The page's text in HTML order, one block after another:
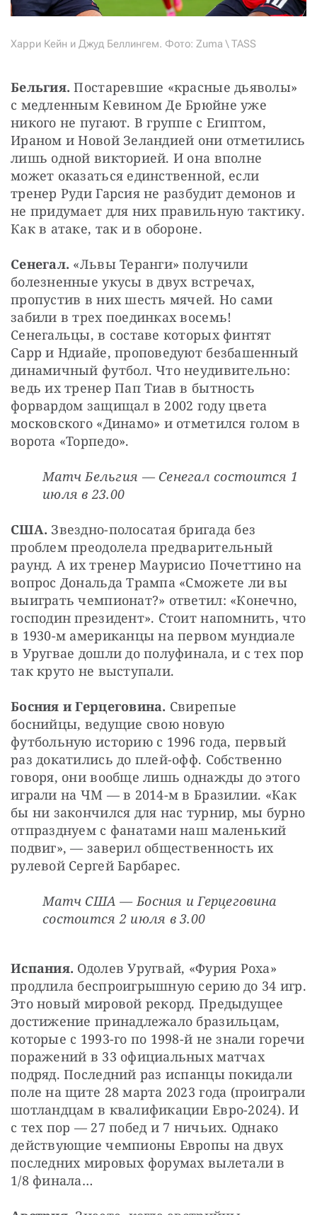
Харри Кейн и Джуд Беллингем. Фото: Zuma \ TASS
Бельгия. Постаревшие «красные дьяволы»
с медленным Кевином Де Брюйне уже
никого не пугают. В группе с Египтом,
Ираном и Новой Зеландией они отметились
лишь одной викторией. И она вполне
может оказаться единственной, если
тренер Руди Гарсия не разбудит демонов и
не придумает для них правильную тактику.
Как в атаке, так и в обороне.
Сенегал. «Львы Теранги» получили
болезненные укусы в двух встречах,
пропустив в них шесть мячей. Но сами
забили в трех поединках восемь!
Сенегальцы, в составе которых финтят
Сарр и Ндиайе, проповедуют безбашенный
динамичный футбол. Что неудивительно:
ведь их тренер Пап Тиав в бытность
форвардом защищал в 2002 году цвета
московского «Динамо» и отметился голом в
ворота «Торпедо».
Матч Бельгия — Сенегал состоится 1
июля в 23.00
США. Звездно-полосатая бригада без
проблем преодолела предварительный
раунд. А их тренер Маурисио Почеттино на
вопрос Дональда Трампа «Сможете ли вы
выиграть чемпионат?» ответил: «Конечно,
господин президент». Стоит напомнить, что
в 1930-м американцы на первом мундиале
в Уругвае дошли до полуфинала, и с тех пор
так круто не выступали.
Босния и Герцеговина. Свирепые
боснийцы, ведущие свою новую
футбольную историю с 1996 года, первый
раз докатились до плей-офф. Собственно
говоря, они вообще лишь однажды до этого
играли на ЧМ — в 2014-м в Бразилии. «Как
бы ни закончился для нас турнир, мы бурно
отпразднуем с фанатами наш маленький
подвиг», — заверил общественность их
рулевой Сергей Барбарес.
Матч США — Босния и Герцеговина
состоится 2 июля в 3.00
Испания. Одолев Уругвай, «Фурия Роха»
продлила беспроигрышную серию до 34 игр.
Это новый мировой рекорд. Предыдущее
достижение принадлежало бразильцам,
которые с 1993-го по 1998-й не знали горечи
поражений в 33 официальных матчах
подряд. Последний раз испанцы покидали
поле на щите 28 марта 2023 года (проиграли
шотландцам в квалификации Евро-2024). И
с тех пор — 27 побед и 7 ничьих. Однако
действующие чемпионы Европы на двух
последних мировых форумах вылетали в
1/8 финала…